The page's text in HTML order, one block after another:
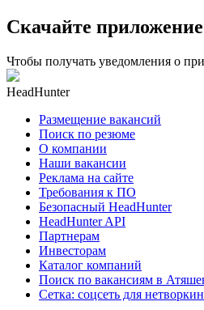
Скачайте приложение
Чтобы получать уведомления о
HeadHunter
Размещение вакансий
Поиск по резюме
О компании
Наши вакансии
Реклама на сайте
Требования к ПО
Безопасный HeadHunter
HeadHunter API
Партнерам
Инвесторам
Каталог компаний
Поиск по вакансиям в
Сетка: соцсеть для